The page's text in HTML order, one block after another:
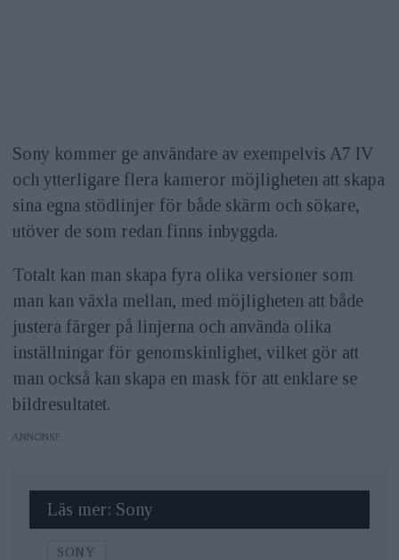
Sony kommer ge användare av exempelvis A7 IV
och ytterligare flera kameror möjligheten att skapa
sina egna stödlinjer för både skärm och sökare,
utöver de som redan finns inbyggda.
Totalt kan man skapa fyra olika versioner som
man kan växla mellan, med möjligheten att både
justera färger på linjerna och använda olika
inställningar för genomskinlighet, vilket gör att
man också kan skapa en mask för att enklare se
bildresultatet.
ANNONS
Läs mer: Sony
SONY